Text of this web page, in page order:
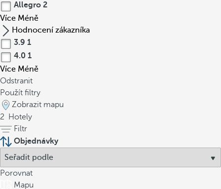
Allegro 2
Více Méně
Hodnocení zákazníka
3.9 1
4.0 1
Více Méně
Odstranit
Použít filtry
Zobrazit mapu
2
Hotely
Filtr
Objednávky
Porovnat
Mapu